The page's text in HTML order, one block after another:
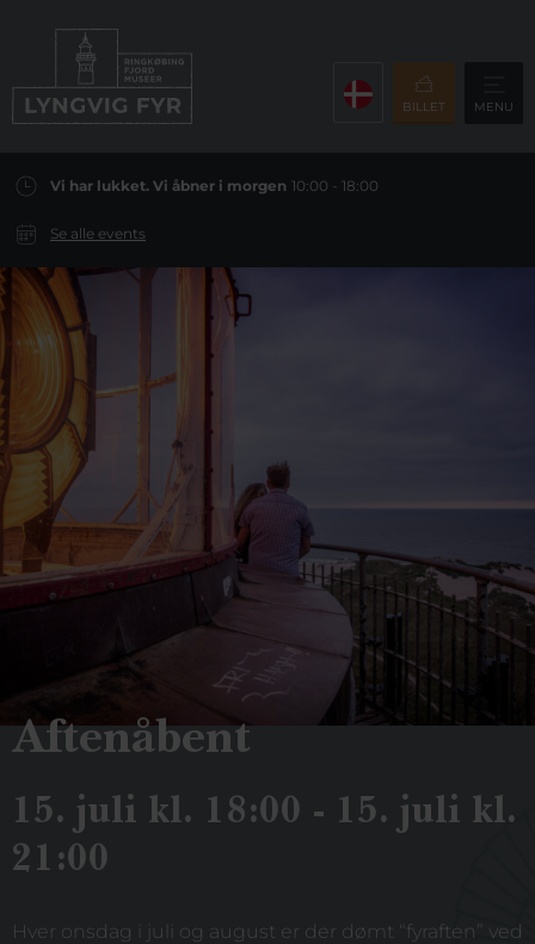
BILLET MENU
Vi har lukket. Vi åbner i morgen 10:00 - 18:00
Se alle events
Aftenåbent
15. juli kl. 18:00 - 15. juli kl.
21:00
Hver onsdag i juli og august er der dømt “fyraften” ved